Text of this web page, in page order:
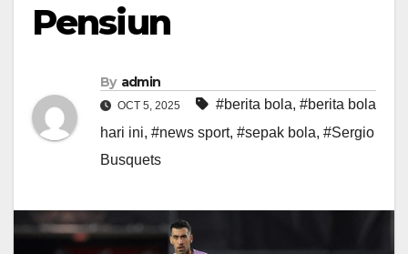
Pensiun
By admin
OCT 5, 2025 #berita bola, #berita bola
hari ini, #news sport, #sepak bola, #Sergio
Busquets